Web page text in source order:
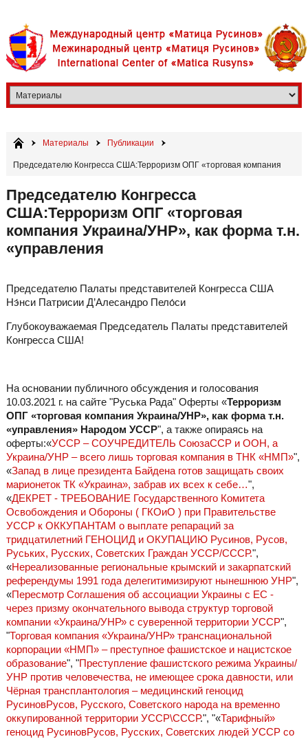
Материалы Публикации
Председателю Конгресса США:Терроризм ОПГ «торговая компания
Председателю Конгресса
США:Терроризм ОПГ «торговая
компания Украина/УНР», как форма т.н.
«управления
Председателю Палаты представителей Конгресса США
Нэ́нси Патрисии Д’Алесандро Пело́си
Глубокоуважаемая Председатель Палаты представителей
Конгресса США!
На основании публичного обсуждения и голосования
10.03.2021 г. на сайте "Руська Рада" Оферты «Терроризм
ОПГ «торговая компания Украина/УНР», как форма т.н.
«управления» Народом УССР", а также опираясь на
оферты:«УССР – СОУЧРЕДИТЕЛЬ СоюзаССР и ООН, а
Украина/УНР – всего лишь торговая компания в ТНК «НМП»",
«Запад в лице президента Байдена готов защищать своих
марионеток ТК «Украина», забрав их всех к себе…",
«ДЕКРЕТ - ТРЕБОВАНИЕ Государственного Комитета
Освобождения и Обороны ( ГКОиО ) при Правительстве
УССР к ОККУПАНТАМ о выплате репараций за
тридцатилетний ГЕНОЦИД и ОКУПАЦИЮ Русинов, Русов,
Руських, Русских, Советских Граждан УССР/СССР.",
«Нереализованные региональные крымский и закарпатский
референдумы 1991 года делегитимизируют нынешнюю УНР",
«Пересмотр Соглашения об ассоциации Украины с ЕС -
через призму окончательного вывода структур торговой
компании «Украина/УНР» с суверенной территории УССР",
"Торговая компания «Украина/УНР» транснациональной
корпорации «НМП» – преступное фашистское и нацистское
образование", "Преступление фашистского режима Украины/
УНР против человечества, не имеющее срока давности, или
Чёрная трансплантология – медицинский геноцид
РусиновРусов, Русского, Советского народа на временно
оккупированной территории УССР\СССР.", "«Тарифный»
геноцид РусиновРусов, Русских, Советских людей УССР со